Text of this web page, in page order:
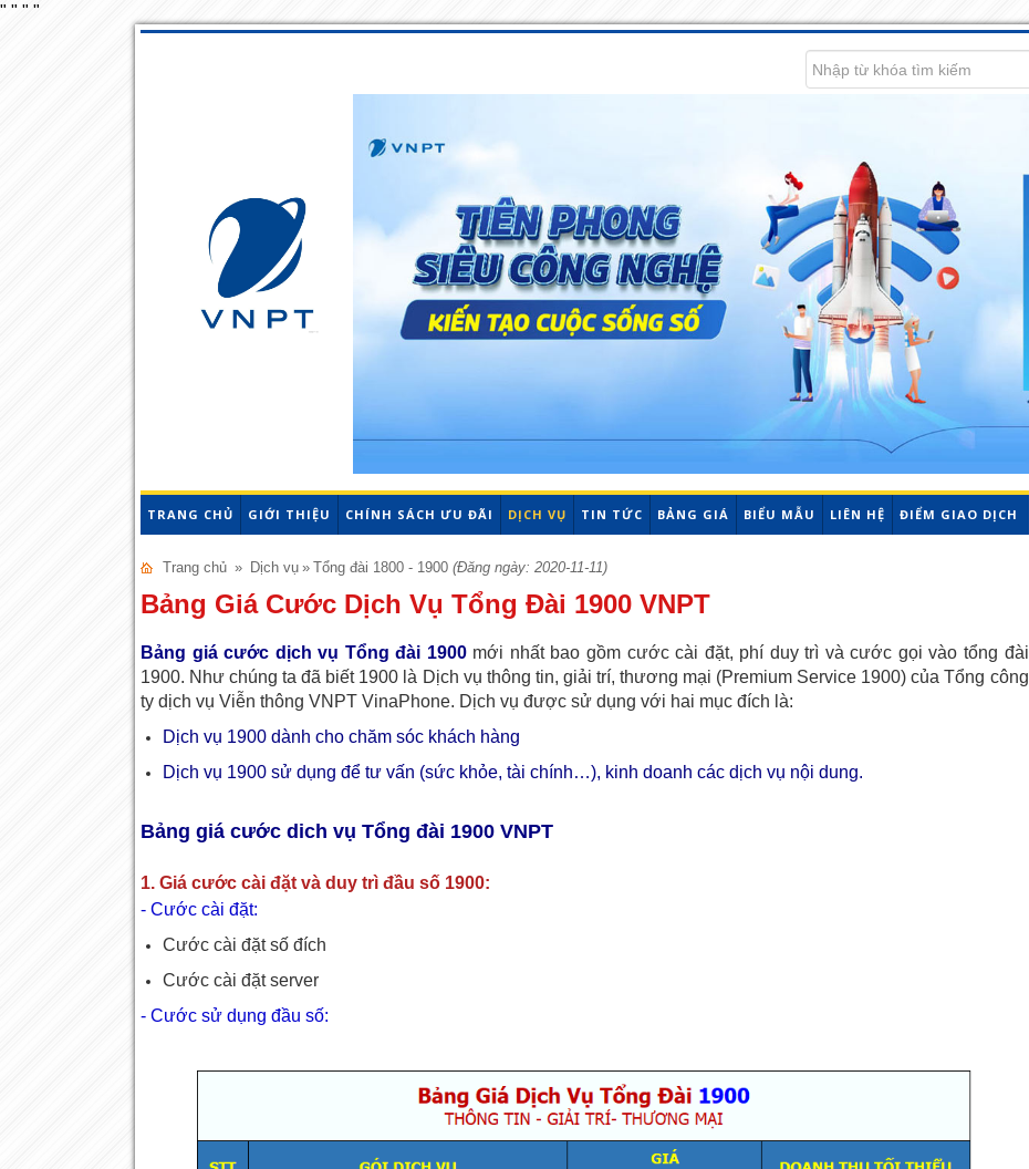
" " " "
TRANG CHỦ GIỚI THIỆU CHÍNH SÁCH ƯU ĐÃI DỊCH VỤ TIN TỨC BẢNG GIÁ BIỂU MẪU LIÊN HỆ ĐIỂM GIAO DỊCH
Trang chủ » Dịch vụ » Tổng đài 1800 - 1900 (Đăng ngày: 2020-11-11)
Bảng Giá Cước Dịch Vụ Tổng Đài 1900 VNPT
Bảng giá cước dịch vụ Tổng đài 1900 mới nhất bao gồm cước cài đặt, phí duy trì và cước gọi vào tổng đài
1900. Như chúng ta đã biết 1900 là Dịch vụ thông tin, giải trí, thương mại (Premium Service 1900) của Tổng công
ty dịch vụ Viễn thông VNPT VinaPhone. Dịch vụ được sử dụng với hai mục đích là:
Dịch vụ 1900 dành cho chăm sóc khách hàng
Dịch vụ 1900 sử dụng để tư vấn (sức khỏe, tài chính…), kinh doanh các dịch vụ nội dung.
Bảng giá cước dich vụ Tổng đài 1900 VNPT
1. Giá cước cài đặt và duy trì đầu số 1900:
- Cước cài đặt:
Cước cài đặt số đích
Cước cài đặt server
- Cước sử dụng đầu số: